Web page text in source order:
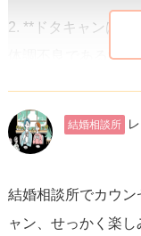
2. **ドタキャンは行
体調不良である場
グでのデートの提
はしないかと思いま
3. **日曜日までの対
結婚相談所
結婚相談所でカウ
ャン、せっかく楽